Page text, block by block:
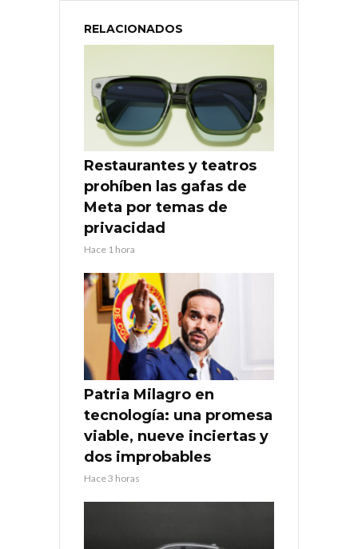
RELACIONADOS
Restaurantes y teatros
prohíben las gafas de
Meta por temas de
privacidad
Hace 1 hora
Patria Milagro en
tecnología: una promesa
viable, nueve inciertas y
dos improbables
Hace 3 horas